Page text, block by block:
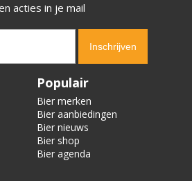
acties in je mail
Populair
Bier merken
Bier aanbiedingen
Bier nieuws
Bier shop
Bier agenda